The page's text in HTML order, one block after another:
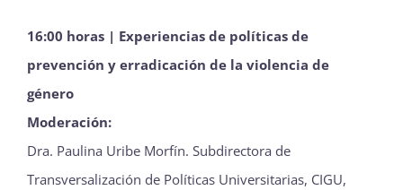
16:00 horas | Experiencias de políticas de
prevención y erradicación de la violencia de
género
Moderación:
Dra. Paulina Uribe Morfín. Subdirectora de
Transversalización de Políticas Universitarias, CIGU,